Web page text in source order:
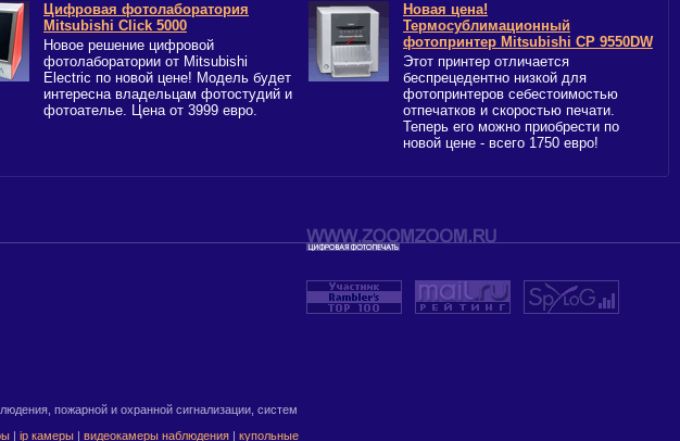
Цифровая фотолаборатория
Mitsubishi Click 5000
Новое решение цифровой
фотолаборатории от Mitsubishi
Electric по новой цене! Модель будет
интересна владельцам фотостудий и
фотоателье. Цена от 3999 евро.
Новая цена!
Термосублимационный
фотопринтер Mitsubishi CP 9550DW
Этот принтер отличается
беспрецедентно низкой для
фотопринтеров себестоимостью
отпечатков и скоростью печати.
Теперь его можно приобрести по
новой цене - всего 1750 евро!
пожарной и охранной сигнализации, систем
| ip камеры | видеокамеры наблюдения | купольные